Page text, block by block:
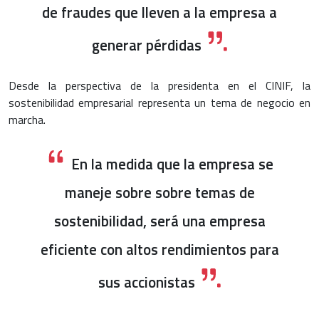
de fraudes que lleven a la empresa a
generar pérdidas
Desde la perspectiva de la presidenta en el CINIF, la
sostenibilidad empresarial representa un tema de negocio en
marcha.
En la medida que la empresa se
maneje sobre sobre temas de
sostenibilidad, será una empresa
eficiente con altos rendimientos para
sus accionistas